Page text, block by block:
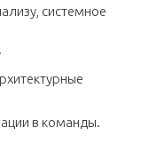
системное
в команды.